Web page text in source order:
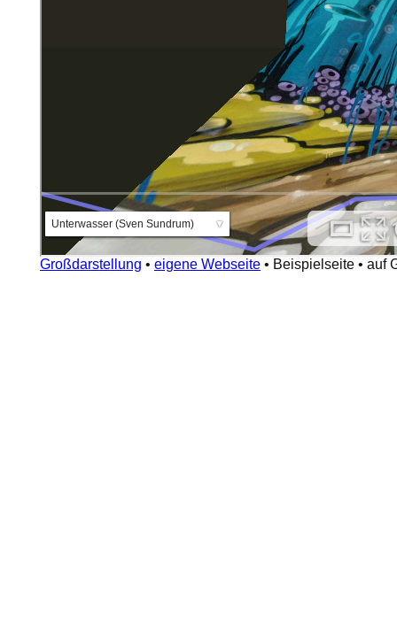
Großdarstellung • eigene Webseite • Beispielseite • auf